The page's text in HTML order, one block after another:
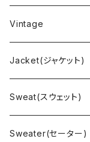
Vintage
Jacket(ジャケット)
US Military(ユーエス
EURO Military(ユー
Sweat(スウェット)
Champion(チャンピ
Sweater(セーター)